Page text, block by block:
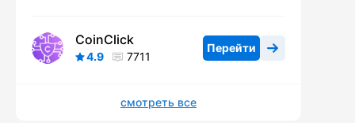
CoinClick
4.9 7711
Перейти
смотреть все